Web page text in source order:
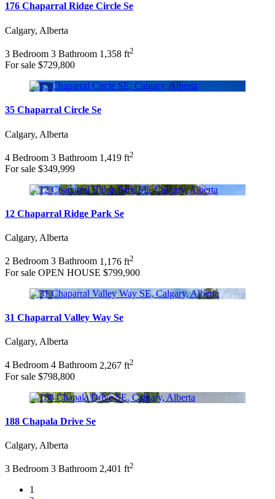
176 Chaparral Ridge Circle Se
Calgary, Alberta
3 Bedroom 3 Bathroom 1,358 ft2
For sale $729,800
35 Chaparral Circle Se
Calgary, Alberta
4 Bedroom 3 Bathroom 1,419 ft2
For sale $349,999
12 Chaparral Ridge Park Se
Calgary, Alberta
2 Bedroom 3 Bathroom 1,176 ft2
For sale OPEN HOUSE $799,900
31 Chaparral Valley Way Se
Calgary, Alberta
4 Bedroom 4 Bathroom 2,267 ft2
For sale $798,800
188 Chapala Drive Se
Calgary, Alberta
3 Bedroom 3 Bathroom 2,401 ft2
1